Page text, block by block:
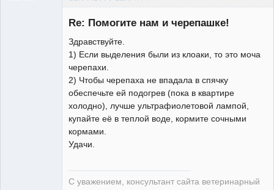
Зарегистрированный
Re: Помогите нам и черепашке!
Здравствуйте.
1) Если выделения были из клоаки, то это моча
черепахи.
2) Чтобы черепаха не впадала в спячку
обеспечьте ей подогрев (пока в квартире
холодно), лучше ультрафиолетовой лампой,
купайте её в теплой воде, кормите сочными
кормами.
Удачи.
С уважением, консультант сайта ветеринарный